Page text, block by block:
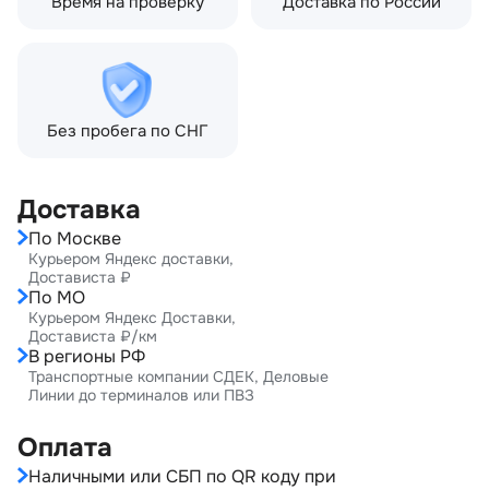
Без пробега по СНГ
Доставка
По Москве
Курьером Яндекс доставки,
Достависта ₽
По МО
Курьером Яндекс Доставки,
Достависта ₽/км
В регионы РФ
Транспортные компании СДЕК, Деловые
Линии до терминалов или ПВЗ
Оплата
Наличными или СБП по QR коду при